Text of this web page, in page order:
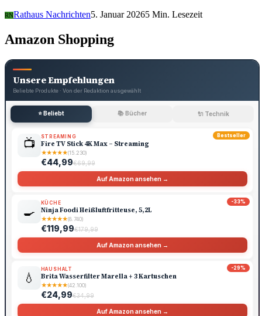
RNRathaus Nachrichten5. Januar 20265 Min. Lesezeit
Amazon Shopping
Unsere Empfehlungen
Beliebte Produkte · Von der Redaktion ausgewählt
⭐ Beliebt 📚 Bücher 🔌 Technik
Bestseller
📺 STREAMING
Fire TV Stick 4K Max – Streaming
★★★★★(15.230)
€44,99€69,99
Auf Amazon ansehen →
-33%
🍳
KÜCHE
Ninja Foodi Heißluftfritteuse, 5,2L
★★★★★(8.740)
€119,99€179,99
Auf Amazon ansehen →
-29%
💧
HAUSHALT
Brita Wasserfilter Marella + 3 Kartuschen
★★★★★(42.100)
€24,99€34,99
Auf Amazon ansehen →